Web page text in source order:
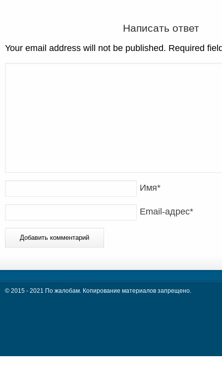
Написать ответ
Your email address will not be published. Required
Имя*
Email-адрес*
© 2015 - 2021 По жалобам. Копирование материалов запрещено.